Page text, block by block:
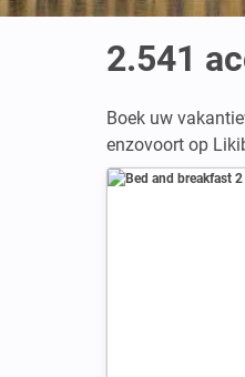
2.541
Boek uw
enzovoort op